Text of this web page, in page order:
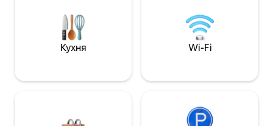
зручність і відкриття під час вашого
страви, приготовані шеф-кухарем,
бронюйте за тиждень наперед.
Кухня Wi-Fi